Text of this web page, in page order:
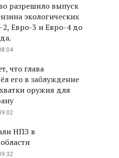
разрешило выпуск
экологических
2, Евро-3 и Евро-4 до
что глава
его в заблуждение
оружия для
НПЗ в